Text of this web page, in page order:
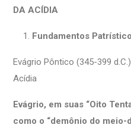
DA ACÍDIA
Fundamentos
Evágrio Pôntico (345-399
Acídia
Evágrio, em suas “Oito
como o “demônio do meio-